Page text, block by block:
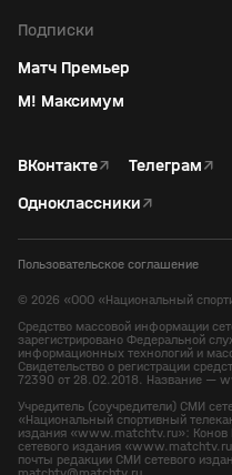
Подписки
Матч Премьер
М! Максимум
ВКонтакте↗ Телеграм↗
Одноклассники↗
Пользовательское соглашение
© 2026 «ООО «Национальный
Средство массовой информации
зарегистрировано Федеральной
информационных технологий и
Свидетельство о регистрации
72390 от 28.02.2018. Название —
Учредитель (соучредители) СМИ
«Национальный спортивный
издания «www.matchtv.ru»:
сетевого издания
почты редакции СМИ сетевого